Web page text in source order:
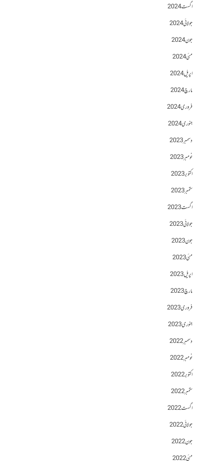
اگست 2024
جولائی 2024
جون 2024
مئی 2024
اپریل 2024
مارچ 2024
فروری 2024
جنوری 2024
دسمبر 2023
نومبر 2023
اکتوبر 2023
ستمبر 2023
اگست 2023
جولائی 2023
جون 2023
مئی 2023
اپریل 2023
مارچ 2023
فروری 2023
جنوری 2023
دسمبر 2022
نومبر 2022
اکتوبر 2022
ستمبر 2022
اگست 2022
جولائی 2022
جون 2022